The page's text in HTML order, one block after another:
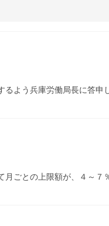
よう兵庫労働局長に答申
ごとの上限額が、４～７